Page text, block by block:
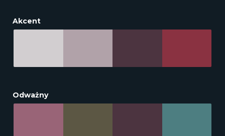
Akcent
Odważny